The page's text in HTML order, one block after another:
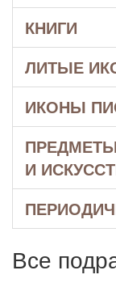
КНИГИ
ЛИТЫЕ
ИКОНЫ
И
Все